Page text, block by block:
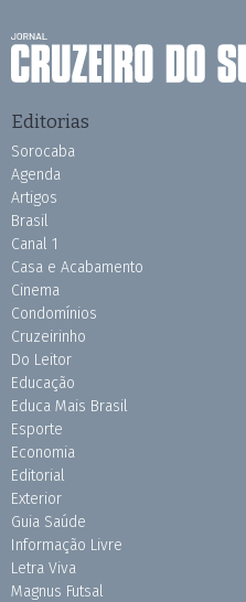
Editorias
Sorocaba
Agenda
Artigos
Brasil
Canal 1
Casa e Acabamento
Cinema
Condomínios
Cruzeirinho
Do Leitor
Educação
Educa Mais Brasil
Esporte
Economia
Editorial
Exterior
Guia Saúde
Informação Livre
Letra Viva
Magnus Futsal